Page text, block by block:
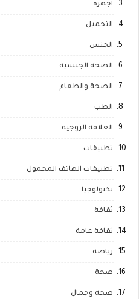
اجهزة
التجميل
الجنس
الصحة الجنسية
الصحة والطعام
الطب
العلاقة الزوجية
تطبيقات
تطبيقات الهاتف المحمول
تكنولوجيا
ثقافة
ثقافة عامة
رياضة
صحة
صحة وجمال